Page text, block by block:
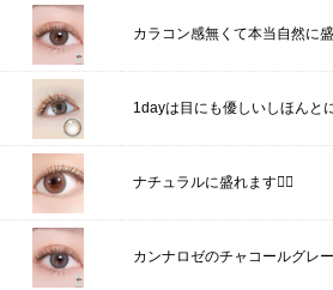
カラコン感無くて本当自然に
1dayは目にも優しいしほんと
ナチュラルに盛れます🙆‍♀️
カンナロゼのチャコールグレ